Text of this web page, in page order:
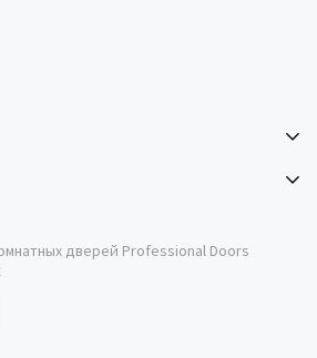
дверей Professional Doors